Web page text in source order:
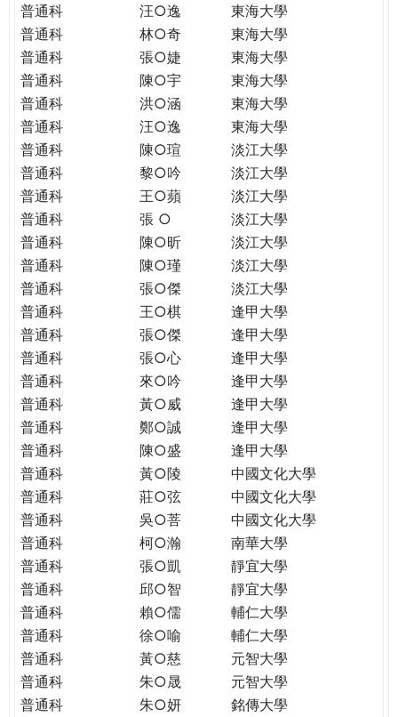
GLOBAL
CITIZENSHIP
普通科
汪○逸
東海大學
普通科
林○奇
東海大學
普通科
張○婕
東海大學
普通科
陳○宇
東海大學
普通科
洪○涵
東海大學
普通科
汪○逸
東海大學
普通科
陳○瑄
淡江大學
普通科
黎○吟
淡江大學
普通科
王○蘋
淡江大學
普通科
張 ○
淡江大學
普通科
陳○昕
淡江大學
普通科
陳○瑾
淡江大學
普通科
張○傑
淡江大學
普通科
王○棋
逢甲大學
普通科
張○傑
逢甲大學
普通科
張○心
逢甲大學
普通科
來○吟
逢甲大學
普通科
黃○威
逢甲大學
普通科
鄭○誠
逢甲大學
普通科
陳○盛
逢甲大學
普通科
黃○陵
中國文化大學
普通科
莊○弦
中國文化大學
普通科
吳○菩
中國文化大學
普通科
柯○瀚
南華大學
普通科
張○凱
靜宜大學
普通科
邱○智
靜宜大學
普通科
賴○儒
輔仁大學
普通科
徐○喻
輔仁大學
普通科
黃○慈
元智大學
普通科
朱○晟
元智大學
普通科
朱○妍
銘傳大學